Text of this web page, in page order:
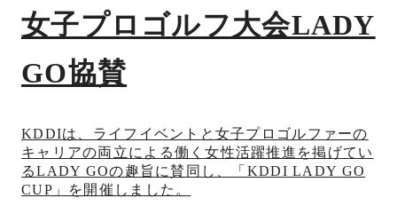
女子プロゴルフ大会LADY
GO協賛
KDDIは、ライフイベントと女子プロゴルファーの
キャリアの両立による働く女性活躍推進を掲げてい
るLADY GOの趣旨に賛同し、「KDDI LADY GO
CUP」を開催しました。